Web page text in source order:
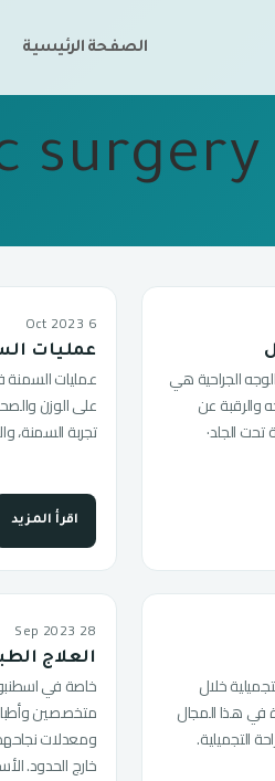
الصفحة الرئيسية
الجراحية هي
والرقبة عن
تحت الجلد·
6 Oct 2023
عمليات
عمليات السمنة
على الوزن
تجربة السمنة،
اقرأ المزيد
خلال
في هذا المجال
التجميلية.
28 Sep 2023
العلاج
خاصة في
متخصصين
ومعدلات
خارج الحدود.